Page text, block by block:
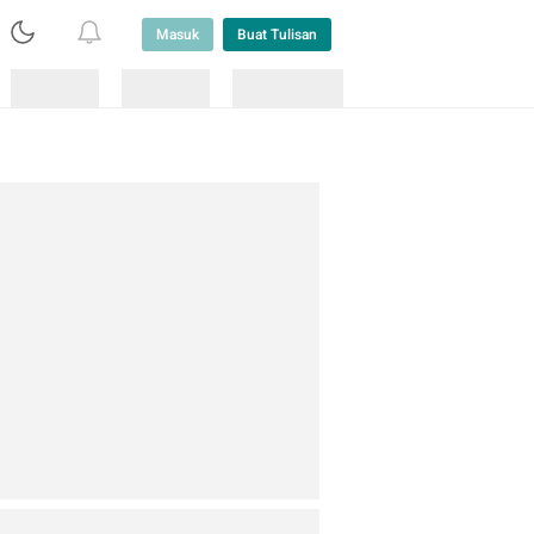
Masuk Buat Tulisan